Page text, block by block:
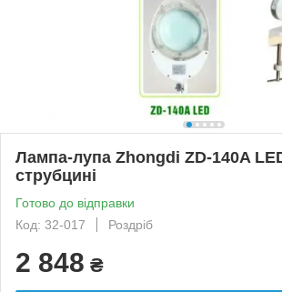
Лампа-лупа Zhongdi ZD-140A
струбцині
Готово до відправки
Код: 32-017
Роздріб
2 848 ₴